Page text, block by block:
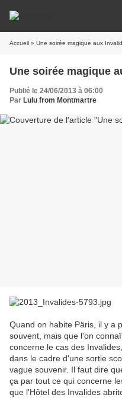
Accueil » Une soirée magique aux
Une soirée magique
Publié le 24/06/2013 à 06:00
Par Lulu from Montmartre
Quand on habite Päris, il y a
souvent, mais que l'on
concerne le cas des
dans le cadre d'une sortie
vague souvenir. Il faut dire
ça par tout ce qui concerne
que l'Hôtel des Invalides